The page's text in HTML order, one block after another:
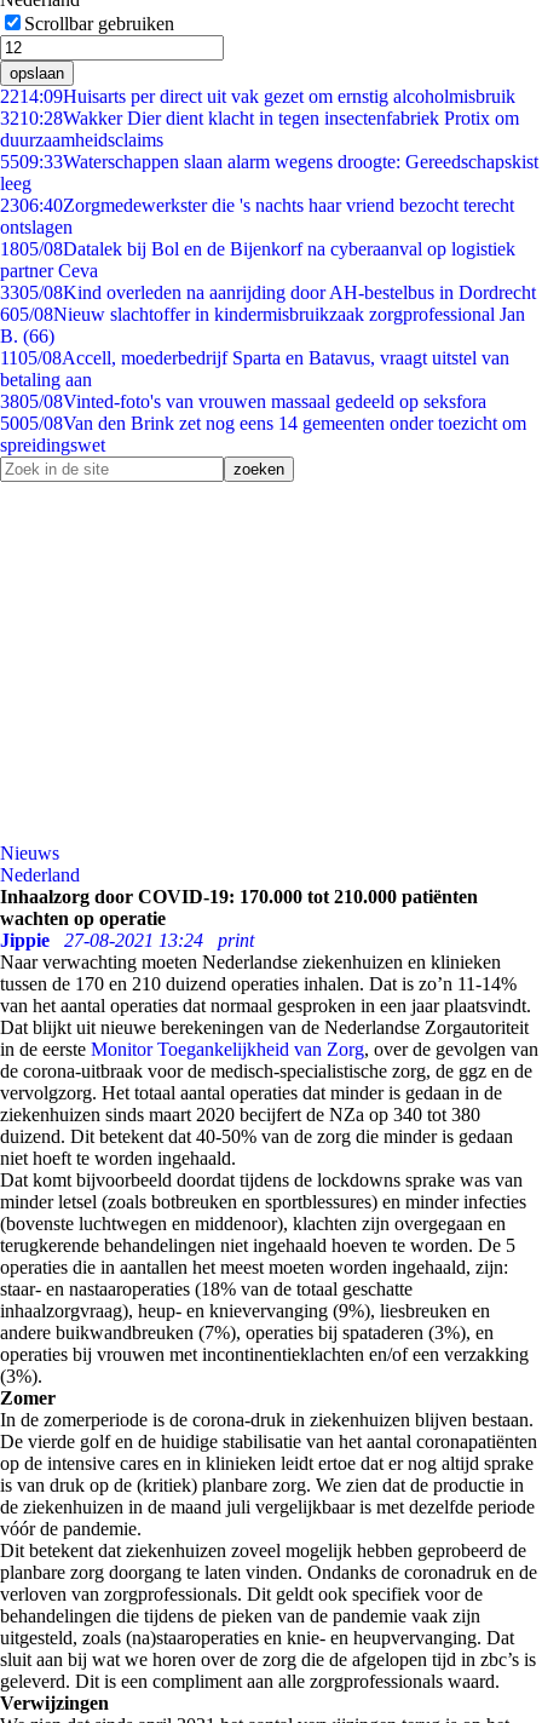
Scrollbar gebruiken
opslaan
2214:09Huisarts per direct uit vak gezet om ernstig alcoholmisbruik
3210:28Wakker Dier dient klacht in tegen insectenfabriek Protix om
duurzaamheidsclaims
5509:33Waterschappen slaan alarm wegens droogte: Gereedschapskist
leeg
2306:40Zorgmedewerkster die 's nachts haar vriend bezocht terecht
ontslagen
1805/08Datalek bij Bol en de Bijenkorf na cyberaanval op logistiek
partner Ceva
3305/08Kind overleden na aanrijding door AH-bestelbus in Dordrecht
605/08Nieuw slachtoffer in kindermisbruikzaak zorgprofessional Jan
B. (66)
1105/08Accell, moederbedrijf Sparta en Batavus, vraagt uitstel van
betaling aan
3805/08Vinted-foto's van vrouwen massaal gedeeld op seksfora
5005/08Van den Brink zet nog eens 14 gemeenten onder toezicht om
spreidingswet
Nieuws
Nederland
Inhaalzorg door COVID-19: 170.000 tot 210.000 patiënten
wachten op operatie
Jippie
27-08-2021 13:24
print
Naar verwachting moeten Nederlandse ziekenhuizen en klinieken
tussen de 170 en 210 duizend operaties inhalen. Dat is zo’n 11-14%
van het aantal operaties dat normaal gesproken in een jaar plaatsvindt.
Dat blijkt uit nieuwe berekeningen van de Nederlandse Zorgautoriteit
in de eerste Monitor Toegankelijkheid van Zorg, over de gevolgen van
de corona-uitbraak voor de medisch-specialistische zorg, de ggz en de
vervolgzorg. Het totaal aantal operaties dat minder is gedaan in de
ziekenhuizen sinds maart 2020 becijfert de NZa op 340 tot 380
duizend. Dit betekent dat 40-50% van de zorg die minder is gedaan
niet hoeft te worden ingehaald.
Dat komt bijvoorbeeld doordat tijdens de lockdowns sprake was van
minder letsel (zoals botbreuken en sportblessures) en minder infecties
(bovenste luchtwegen en middenoor), klachten zijn overgegaan en
terugkerende behandelingen niet ingehaald hoeven te worden. De 5
operaties die in aantallen het meest moeten worden ingehaald, zijn:
staar- en nastaaroperaties (18% van de totaal geschatte
inhaalzorgvraag), heup- en knievervanging (9%), liesbreuken en
andere buikwandbreuken (7%), operaties bij spataderen (3%), en
operaties bij vrouwen met incontinentieklachten en/of een verzakking
(3%).
Zomer
In de zomerperiode is de corona-druk in ziekenhuizen blijven bestaan.
De vierde golf en de huidige stabilisatie van het aantal coronapatiënten
op de intensive cares en in klinieken leidt ertoe dat er nog altijd sprake
is van druk op de (kritiek) planbare zorg. We zien dat de productie in
de ziekenhuizen in de maand juli vergelijkbaar is met dezelfde periode
vóór de pandemie.
Dit betekent dat ziekenhuizen zoveel mogelijk hebben geprobeerd de
planbare zorg doorgang te laten vinden. Ondanks de coronadruk en de
verloven van zorgprofessionals. Dit geldt ook specifiek voor de
behandelingen die tijdens de pieken van de pandemie vaak zijn
uitgesteld, zoals (na)staaroperaties en knie- en heupvervanging. Dat
sluit aan bij wat we horen over de zorg die de afgelopen tijd in zbc’s is
geleverd. Dit is een compliment aan alle zorgprofessionals waard.
Verwijzingen